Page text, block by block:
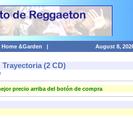
Home &Garden | August 8,
Trayectoria (2 CD)
precio arriba del botón de compra